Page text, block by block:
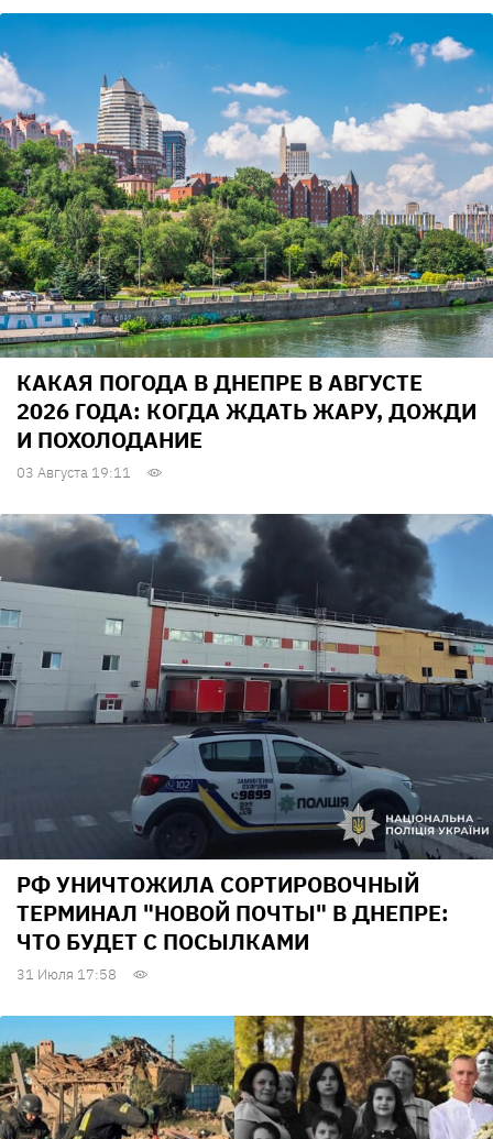
КАКАЯ ПОГОДА В ДНЕПРЕ В АВГУСТЕ
2026 ГОДА: КОГДА ЖДАТЬ ЖАРУ, ДОЖДИ
И ПОХОЛОДАНИЕ
03 Августа 19:11
РФ УНИЧТОЖИЛА СОРТИРОВОЧНЫЙ
ТЕРМИНАЛ "НОВОЙ ПОЧТЫ" В ДНЕПРЕ:
ЧТО БУДЕТ С ПОСЫЛКАМИ
31 Июля 17:58